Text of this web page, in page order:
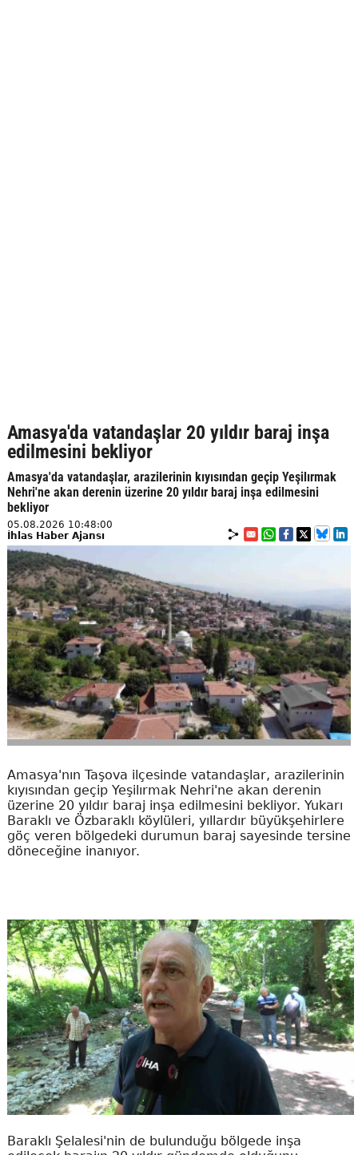
Amasya'da vatandaşlar 20 yıldır baraj inşa
edilmesini bekliyor
Amasya'da vatandaşlar, arazilerinin kıyısından geçip Yeşilırmak
Nehri'ne akan derenin üzerine 20 yıldır baraj inşa edilmesini
bekliyor
05.08.2026 10:48:00
İhlas Haber Ajansı
Amasya'nın Taşova ilçesinde vatandaşlar, arazilerinin
kıyısından geçip Yeşilırmak Nehri'ne akan derenin
üzerine 20 yıldır baraj inşa edilmesini bekliyor. Yukarı
Baraklı ve Özbaraklı köylüleri, yıllardır büyükşehirlere
göç veren bölgedeki durumun baraj sayesinde tersine
döneceğine inanıyor.
Baraklı Şelalesi'nin de bulunduğu bölgede inşa